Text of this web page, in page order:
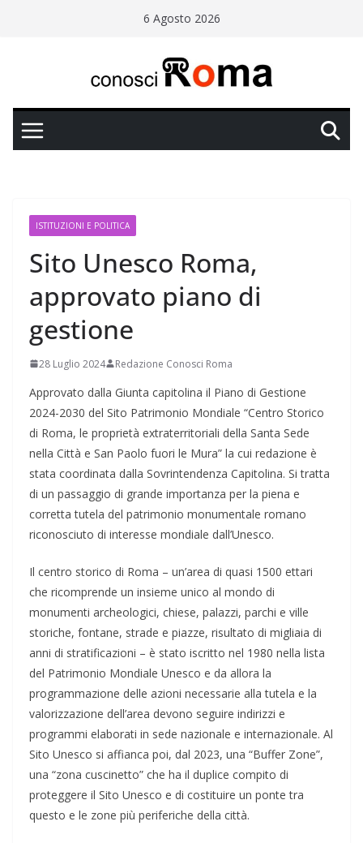
6 Agosto 2026
ISTITUZIONI E POLITICA
Sito Unesco Roma,
approvato piano di
gestione
28 Luglio 2024 Redazione Conosci Roma
Approvato dalla Giunta capitolina il Piano di Gestione
2024-2030 del Sito Patrimonio Mondiale “Centro Storico
di Roma, le proprietà extraterritoriali della Santa Sede
nella Città e San Paolo fuori le Mura” la cui redazione è
stata coordinata dalla Sovrintendenza Capitolina. Si tratta
di un passaggio di grande importanza per la piena e
corretta tutela del patrimonio monumentale romano
riconosciuto di interesse mondiale dall’Unesco.
Il centro storico di Roma – un’area di quasi 1500 ettari
che ricomprende un insieme unico al mondo di
monumenti archeologici, chiese, palazzi, parchi e ville
storiche, fontane, strade e piazze, risultato di migliaia di
anni di stratificazioni – è stato iscritto nel 1980 nella lista
del Patrimonio Mondiale Unesco e da allora la
programmazione delle azioni necessarie alla tutela e la
valorizzazione dell’area devono seguire indirizzi e
programmi elaborati in sede nazionale e internazionale. Al
Sito Unesco si affianca poi, dal 2023, una “Buffer Zone”,
una “zona cuscinetto” che ha il duplice compito di
proteggere il Sito Unesco e di costituire un ponte tra
questo e le zone più periferiche della città.